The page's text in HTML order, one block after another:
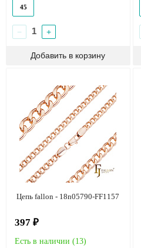
45
− +
Цепь fallon - 18n05790-FF1157
397 ₽
Есть в наличии (13)